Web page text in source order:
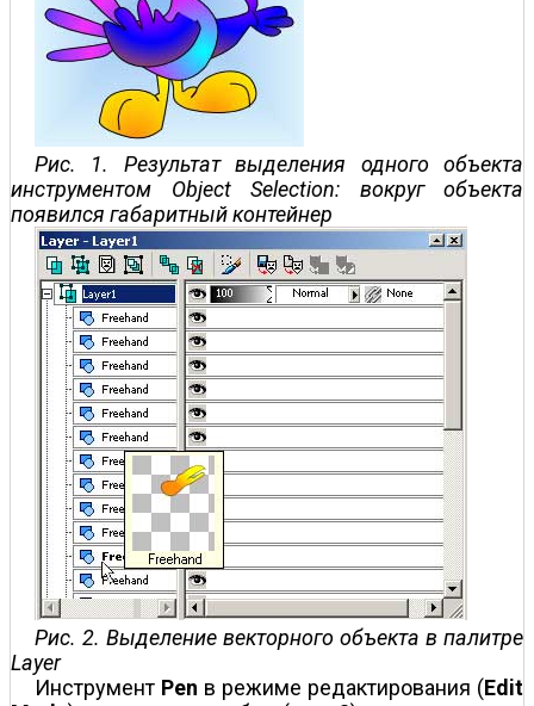
Рис. 1. Результат выделения одного объекта
инструментом Object Selection: вокруг объекта
появился габаритный контейнер
Рис. 2. Выделение векторного объекта в палитре
Layer
Инструмент Pen в режиме редактирования (Edit